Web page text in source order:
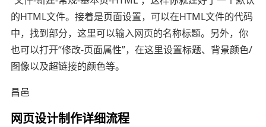
的HTML文件。接着是页面设置，可以在HTML文件的代码
中，找到部分，这里可以输入网页的名称标题。另外，你
也可以打开“修改-页面属性”，在这里设置标题、背景颜色/
图像以及超链接的颜色等。
昌邑
网页设计制作详细流程